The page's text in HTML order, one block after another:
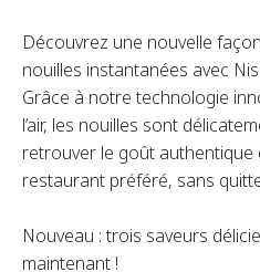
Découvrez une nouvelle
nouilles instantanées avec
Grâce à notre technologie
l’air, les nouilles sont
retrouver le goût authentique
restaurant préféré, sans
Nouveau : trois saveurs
maintenant !